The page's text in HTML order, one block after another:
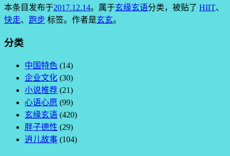
本条目发布于2017.12.14。属于玄缘玄语分类，被贴了 HIIT、
快走、 跑步 标签。 作者是玄玄。
分类
中国特色 (14)
企业文化 (30)
小说推荐 (21)
心语心愿 (99)
玄缘玄语 (420)
胖子德性 (29)
逍儿故事 (104)